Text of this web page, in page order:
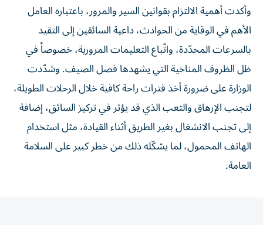
وأكدت أهمية الالتزام بقوانين السير والمرور، باعتباره العامل
الأهم في الوقاية من الحوادث، داعية السائقين إلى التقيد
بالسرعات المحدّدة، واتّباع التعليمات المرورية، خصوصاً في
ظل الظروف المناخية التي يشهدها فصل الصيف. وشدّدت
الوزارة على ضرورة أخذ فترات راحة كافية خلال الرحلات الطويلة،
لتجنب الإرهاق والتعب الذي قد يؤثر في تركيز السائق، إضافة
إلى تجنب الانشغال بغير الطريق أثناء القيادة، مثل استخدام
الهاتف المحمول، لما يشكّله ذلك من خطر كبير على السلامة
العامة.